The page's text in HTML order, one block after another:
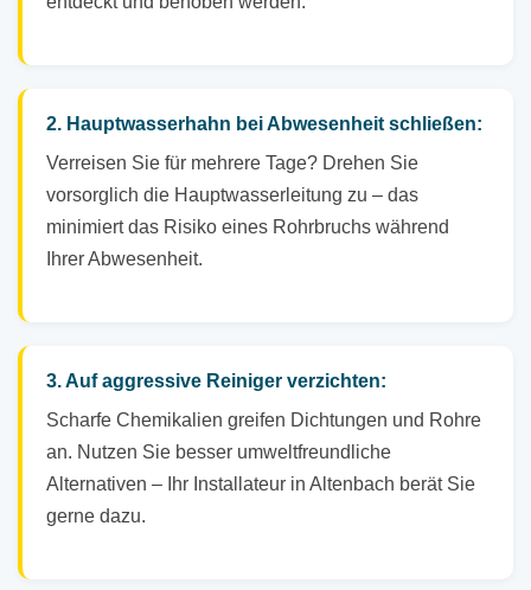
2. Hauptwasserhahn bei Abwesenheit schließen:
Verreisen Sie für mehrere Tage? Drehen Sie
vorsorglich die Hauptwasserleitung zu – das
minimiert das Risiko eines Rohrbruchs während
Ihrer Abwesenheit.
3. Auf aggressive Reiniger verzichten:
Scharfe Chemikalien greifen Dichtungen und Rohre
an. Nutzen Sie besser umweltfreundliche
Alternativen – Ihr Installateur in Altenbach berät Sie
gerne dazu.